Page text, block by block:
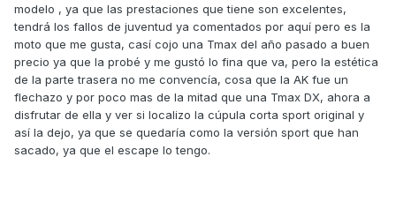
modelo , ya que las prestaciones que tiene son excelentes,
tendrá los fallos de juventud ya comentados por aquí pero es la
moto que me gusta, casí cojo una Tmax del año pasado a buen
precio ya que la probé y me gustó lo fina que va, pero la estética
de la parte trasera no me convencía, cosa que la AK fue un
flechazo y por poco mas de la mitad que una Tmax DX, ahora a
disfrutar de ella y ver si localizo la cúpula corta sport original y
así la dejo, ya que se quedaría como la versión sport que han
sacado, ya que el escape lo tengo.